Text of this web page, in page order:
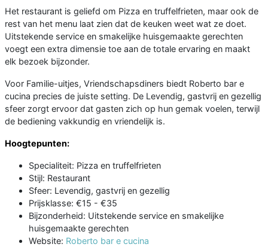
Het restaurant is geliefd om Pizza en truffelfrieten, maar ook de
rest van het menu laat zien dat de keuken weet wat ze doet.
Uitstekende service en smakelijke huisgemaakte gerechten
voegt een extra dimensie toe aan de totale ervaring en maakt
elk bezoek bijzonder.
Voor Familie-uitjes, Vriendschapsdiners biedt Roberto bar e
cucina precies de juiste setting. De Levendig, gastvrij en gezellig
sfeer zorgt ervoor dat gasten zich op hun gemak voelen, terwijl
de bediening vakkundig en vriendelijk is.
Hoogtepunten:
Specialiteit: Pizza en truffelfrieten
Stijl: Restaurant
Sfeer: Levendig, gastvrij en gezellig
Prijsklasse: €15 - €35
Bijzonderheid: Uitstekende service en smakelijke
huisgemaakte gerechten
Website: Roberto bar e cucina